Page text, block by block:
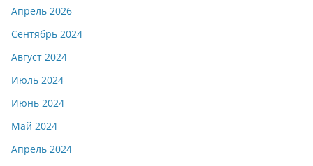
Апрель 2026
Сентябрь 2024
Август 2024
Июль 2024
Июнь 2024
Май 2024
Апрель 2024